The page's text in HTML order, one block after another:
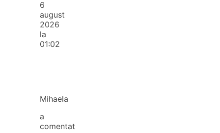
6
august
2026
la
01:02
Mihaela
a
comentat